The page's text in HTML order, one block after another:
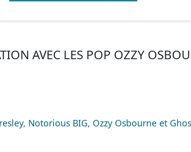
AVEC LES POP OZZY
Notorious BIG, Ozzy Osbourne et